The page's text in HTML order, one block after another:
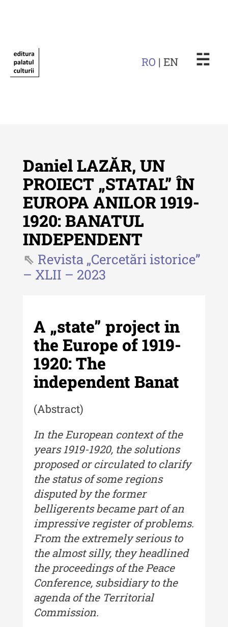
RO | EN ☵
Revista "Cercetări istorice"
Revista "Cercetări istorice" - XLIV
- 2025
Revista "Cercetări istorice" - XLIII
- 2024
Indexul Complet
Buletinul ”Ioan Neculce” al Muzeului
de Istorie a Moldovei
Buletinul ”Ioan Neculce” al
Muzeului de Istorie a Moldovei -
XXIV / 2018
Buletinul ”Ioan Neculce” al
Muzeului de Istorie a Moldovei -
XXIII / 2017
Buletinul ”Ioan Neculce” al
Muzeului de Istorie a Moldovei -
XXII / 2016
Indexul Complet
Anuarul Muzeului Etnografic al
Moldovei
Anuarul Muzeului Etnografic al
Moldovei - XXII / 2022
Anuarul Muzeului Etnografic al
Moldovei - XXI / 2021
Daniel LAZĂR, UN
PROIECT „STATAL” ÎN
EUROPA ANILOR 1919-
1920: BANATUL
INDEPENDENT
Revista „Cercetări istorice”
– XLII – 2023
A „state” project in
the Europe of 1919-
1920: The
independent Banat
(Abstract)
In the European context of the
years 1919-1920, the solutions
proposed or circulated to clarify
the status of some regions
disputed by the former
belligerents became part of an
impressive register of problems.
From the extremely serious to
the almost silly, they headlined
the proceedings of the Peace
Conference, subsidiary to the
agenda of the Territorial
Commission.